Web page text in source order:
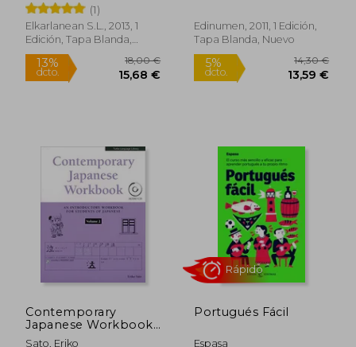
Rápido Rápido
(1)
Elkarlanean S.L., 2013, 1
Edición, Tapa Blanda,
Nuevo
Beatriz Coca Del Bosque;
Elena Herrero Sanz;
Macarena Sagredo
Jerónimo; Isabel De Dios
Martín; Albert Boada Abad;
Edinumen, 2011, 1 Edición,
Tapa Blanda, Nuevo
Contemporary
Japanese Workbook
Volume 2: Practice
Sato, Eriko
Portugués Fácil
Espasa